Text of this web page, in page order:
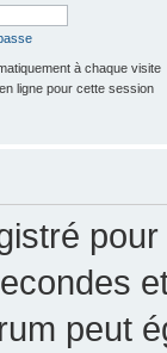
à chaque visite
ligne pour cette session
peut